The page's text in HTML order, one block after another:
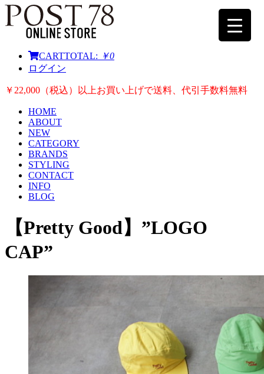
CARTTOTAL: ￥0
ログイン
￥22,000（税込）以上お買い上げで送料、代引手数料無料
HOME
ABOUT
NEW
CATEGORY
BRANDS
STYLING
CONTACT
INFO
BLOG
【Pretty Good】”LOGO
CAP”